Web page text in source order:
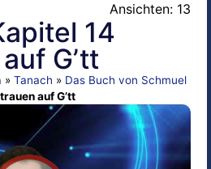
Ansichten: 13
14
G’tt
» Tanach » Das Buch von Schmuel
auf G’tt